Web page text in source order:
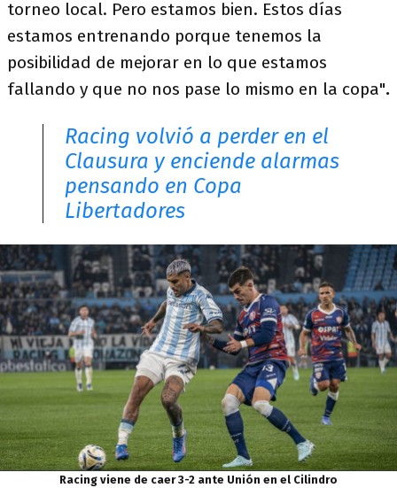
torneo local. Pero estamos bien. Estos días
estamos entrenando porque tenemos la
posibilidad de mejorar en lo que estamos
fallando y que no nos pase lo mismo en la copa".
Racing volvió a perder en el
Clausura y enciende alarmas
pensando en Copa
Libertadores
Racing viene de caer 3-2 ante Unión en el Cilindro